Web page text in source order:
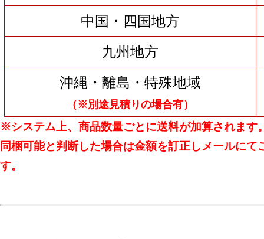
中国・四国地方
九州地方
沖縄・離島・特殊地域
（※別途見積りの場合有）
※システム上、商品数量ごとに送料が加算されます
同梱可能と判断した場合は金額を訂正しメールにて
す。